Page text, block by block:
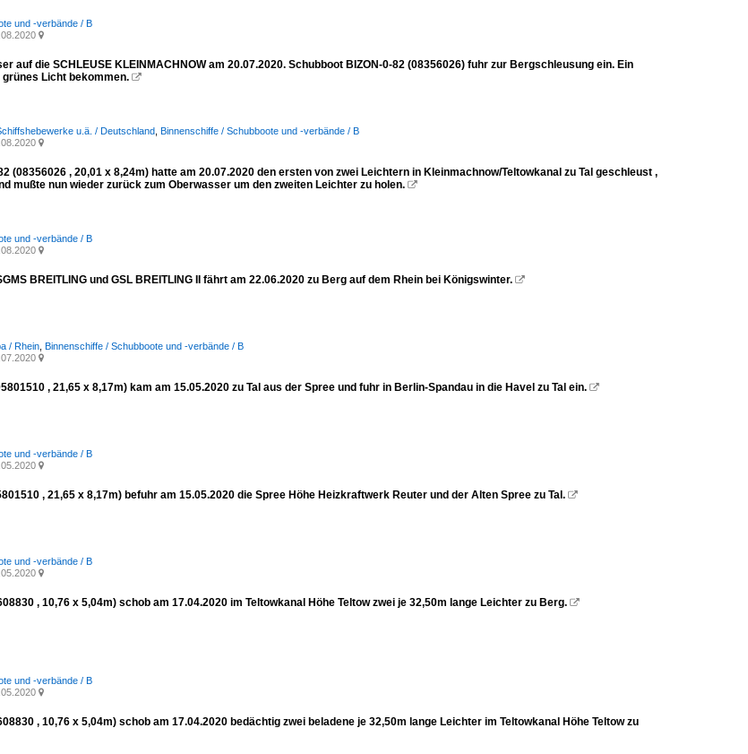
und -verbände / B

auf die SCHLEUSE KLEINMACHNOW am 20.07.2020. Schubboot BIZON-0-82 (08356026) fuhr zur Bergschleusung ein. Ein
Licht bekommen. 
u.ä. / Deutschland Binnenschiffe / Schubboote und -verbände / B

(08356026 , 20,01 x 8,24m) hatte am 20.07.2020 den ersten von zwei Leichtern in Kleinmachnow/Teltowkanal zu Tal geschleust ,
mußte nun wieder zurück zum Oberwasser um den zweiten Leichter zu holen. 
und -verbände / B

BREITLING und GSL BREITLING II fährt am 22.06.2020 zu Berg auf dem Rhein bei Königswinter. 
/ Rhein Binnenschiffe / Schubboote und -verbände / B

, 21,65 x 8,17m) kam am 15.05.2020 zu Tal aus der Spree und fuhr in Berlin-Spandau in die Havel zu Tal ein. 
und -verbände / B

, 21,65 x 8,17m) befuhr am 15.05.2020 die Spree Höhe Heizkraftwerk Reuter und der Alten Spree zu Tal. 
und -verbände / B

, 10,76 x 5,04m) schob am 17.04.2020 im Teltowkanal Höhe Teltow zwei je 32,50m lange Leichter zu Berg. 
und -verbände / B

, 10,76 x 5,04m) schob am 17.04.2020 bedächtig zwei beladene je 32,50m lange Leichter im Teltowkanal Höhe Teltow zu